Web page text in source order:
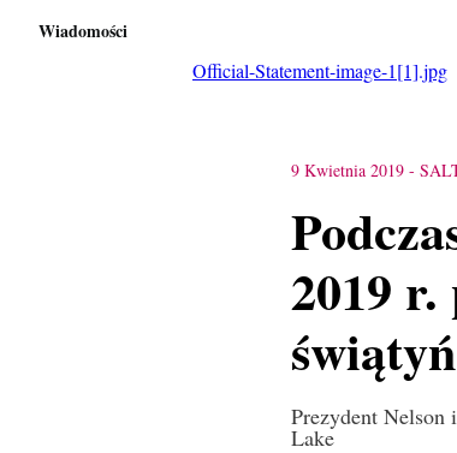
Wiadomości
Official-Statement-image-1[1].jpg
9 Kwietnia 2019 -
2019 r.
świątyń
Prezydent Nelson
Lake